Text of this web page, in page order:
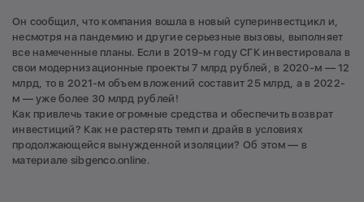
Он сообщил, что компания вошла в новый суперинвестцикл и,
несмотря на пандемию и другие серьезные вызовы, выполняет
все намеченные планы. Если в 2019-м году СГК инвестировала в
свои модернизационные проекты 7 млрд рублей, в 2020-м — 12
млрд, то в 2021-м объем вложений составит 25 млрд, а в 2022-
м — уже более 30 млрд рублей!
Как привлечь такие огромные средства и обеспечить возврат
инвестиций? Как не растерять темп и драйв в условиях
продолжающейся вынужденной изоляции? Об этом — в
материале sibgenco.online.